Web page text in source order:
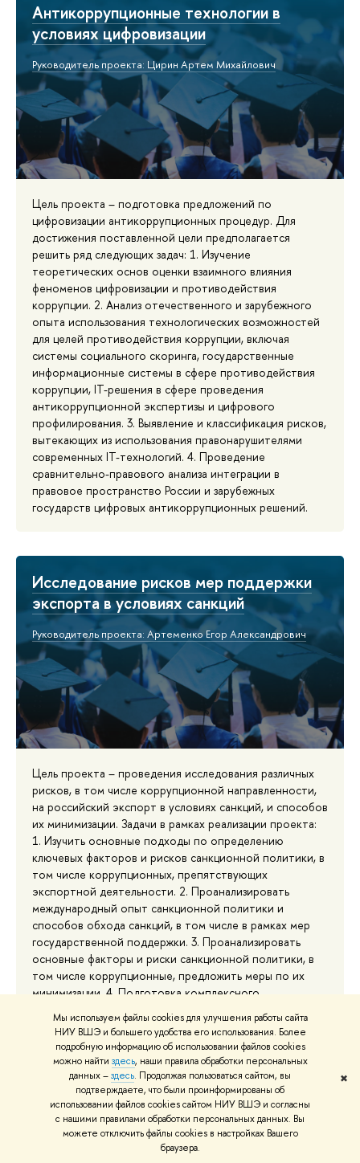
Мы используем файлы cookies для улучшения работы сайта
НИУ ВШЭ и большего удобства его использования. Более
подробную информацию об использовании файлов cookies
можно найти здесь, наши правила обработки персональных
данных –здесь. Продолжая пользоваться сайтом, вы
подтверждаете, что были проинформированы об
использовании файлов cookies сайтом НИУ ВШЭ и согласны
с нашими правилами обработки персональных данных. Вы
можете отключить файлы cookies в настройках Вашего
браузера.
✖
Антикоррупционные технологии в
условиях цифровизации
Руководитель проекта: Цирин Артем Михайлович
Цель проекта – подготовка предложений по
цифровизации антикоррупционных процедур. Для
достижения поставленной цели предполагается
решить ряд следующих задач: 1. Изучение
теоретических основ оценки взаимного влияния
феноменов цифровизации и противодействия
коррупции. 2. Анализ отечественного и зарубежного
опыта использования технологических возможностей
для целей противодействия коррупции, включая
системы социального скоринга, государственные
информационные системы в сфере противодействия
коррупции, IT-решения в сфере проведения
антикоррупционной экспертизы и цифрового
профилирования. 3. Выявление и классификация рисков,
вытекающих из использования правонарушителями
современных IT-технологий. 4. Проведение
сравнительно-правового анализа интеграции в
правовое пространство России и зарубежных
государств цифровых антикоррупционных решений.
Исследование рисков мер поддержки
экспорта в условиях санкций
Руководитель проекта: Артеменко Егор Александрович
Цель проекта – проведения исследования различных
рисков, в том числе коррупционной направленности,
на российский экспорт в условиях санкций, и способов
их минимизации. Задачи в рамках реализации проекта:
1. Изучить основные подходы по определению
ключевых факторов и рисков санкционной политики, в
том числе коррупционных, препятствующих
экспортной деятельности. 2. Проанализировать
международный опыт санкционной политики и
способов обхода санкций, в том числе в рамках мер
государственной поддержки. 3. Проанализировать
основные факторы и риски санкционной политики, в
том числе коррупционные, предложить меры по их
минимизации. 4. Подготовка комплексного
Опыт использования искусственного
интеллекта в закупочной деятельности
Руководитель проекта: Пархоменко Сергей Анатольевич